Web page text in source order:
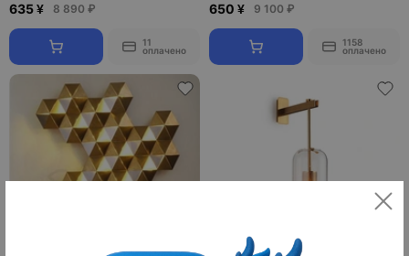
635 ¥ 8 890 ₽
11
оплачено
650 ¥ 9 100 ₽
1158
оплачено